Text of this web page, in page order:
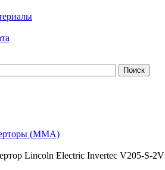
(ММА)
Lincoln Electric Invertec V205-S-2V